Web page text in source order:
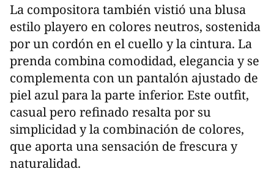
La compositora también vistió una blusa
estilo playero en colores neutros, sostenida
por un cordón en el cuello y la cintura. La
prenda combina comodidad, elegancia y se
complementa con un pantalón ajustado de
piel azul para la parte inferior. Este outfit,
casual pero refinado resalta por su
simplicidad y la combinación de colores,
que aporta una sensación de frescura y
naturalidad.